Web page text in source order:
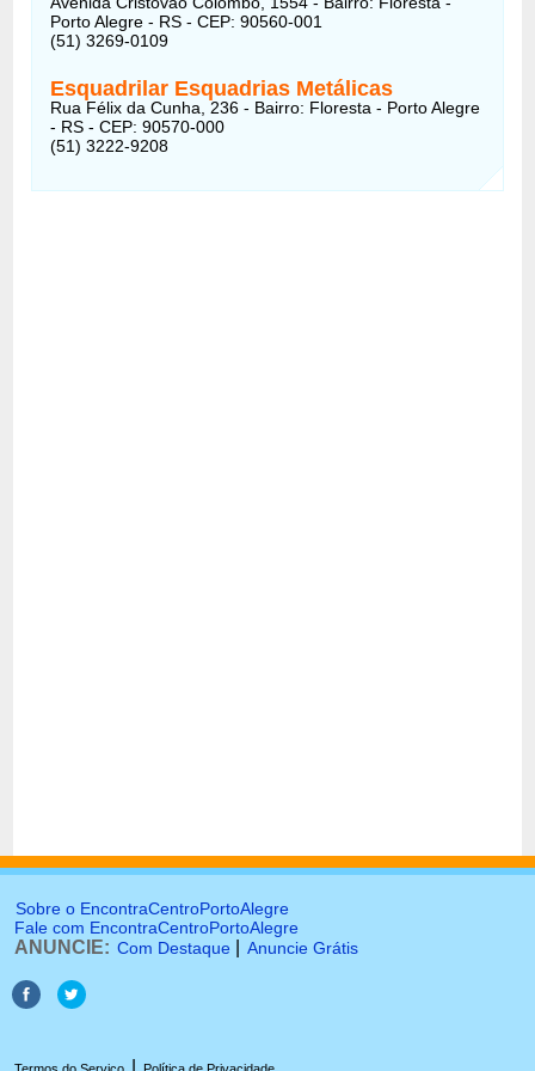
Porto Alegre - RS - CEP: 90560-001
(51) 3269-0109
Esquadrilar Esquadrias Metálicas
Rua Félix da Cunha, 236 - Bairro: Floresta - Porto Alegre
- RS - CEP: 90570-000
(51) 3222-9208
Sobre o EncontraCentroPortoAlegre
Fale com EncontraCentroPortoAlegre
ANUNCIE: Com Destaque Anuncie Grátis